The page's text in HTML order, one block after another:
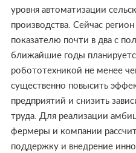
уровня автоматизации
производства. Сейчас
показателю почти в два с
ближайшие годы
робототехникой не менее
существенно повысить
предприятий и снизить
труда. Для реализации
фермеры и компании
поддержку и внедрение